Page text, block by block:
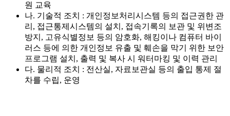
원 교육
나. 기술적 조치 : 개인정보처리시스템 등의 접근권한 관
리, 접근통제시스템의 설치, 접속기록의 보관 및 위변조
방지, 고유식별정보 등의 암호화, 해킹이나 컴퓨터 바이
러스 등에 의한 개인정보 유출 및 훼손을 막기 위한 보안
프로그램 설치, 출력 및 복사 시 워터마킹 및 이력 관리
다. 물리적 조치 : 전산실, 자료보관실 등의 출입 통제 절
차를 수립, 운영